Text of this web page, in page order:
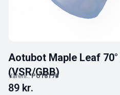
Aotubot Maple Leaf
(VSR/GBB)
Varenr.:PU18176
89 kr.